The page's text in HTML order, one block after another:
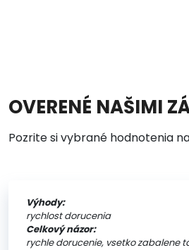
OVERENÉ NAŠIMI
Pozrite si vybrané hodnotenia
Výhody:
rychlost dorucenia
Celkový názor:
rychle dorucenie, vsetko zabalene